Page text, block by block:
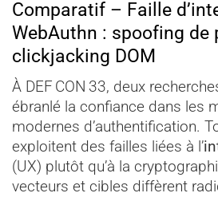
Comparatif – Faille
WebAuthn : spoofing de
clickjacking DOM
À DEF CON 33, deux
ébranlé la confiance dans les
modernes d’authentification.
exploitent des failles liées à l’
(UX) plutôt qu’à la
vecteurs et cibles diffèrent